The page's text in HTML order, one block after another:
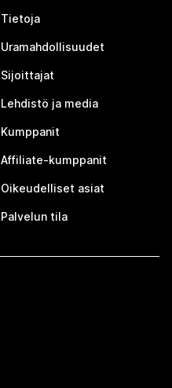
Tietoja
Uramahdollisuudet
Sijoittajat
Lehdistö ja media
Kumppanit
Affiliate-kumppanit
Oikeudelliset asiat
Palvelun tila